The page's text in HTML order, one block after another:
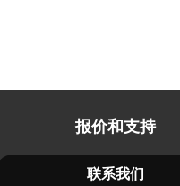
报价和支持
联系我们